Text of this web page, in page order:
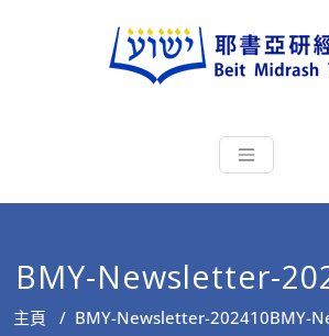
耶書
根源明白
BMY-Newsletter-
主頁 / BMY-Newsletter-202410BMY-